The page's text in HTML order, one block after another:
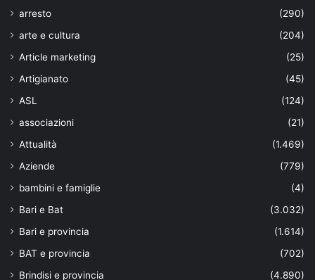
arresto
(290)
arte e cultura
(204)
Article marketing
(25)
Artigianato
(45)
ASL
(124)
associazioni
(21)
Attualità
(1.469)
Aziende
(779)
bambini e famiglie
(4)
Bari e Bat
(3.032)
Bari e provincia
(1.614)
BAT e provincia
(702)
Brindisi e provincia
(4.890)